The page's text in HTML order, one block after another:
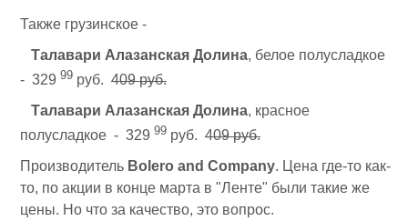
Также грузинское -
Талавари Алазанская Долина, белое полусладкое
- 329 99 руб. 409 руб.
Талавари Алазанская Долина, красное
полусладкое - 329 99 руб. 409 руб.
Производитель Bolero and Company. Цена где-то как-
то, по акции в конце марта в "Ленте" были такие же
цены. Но что за качество, это вопрос.